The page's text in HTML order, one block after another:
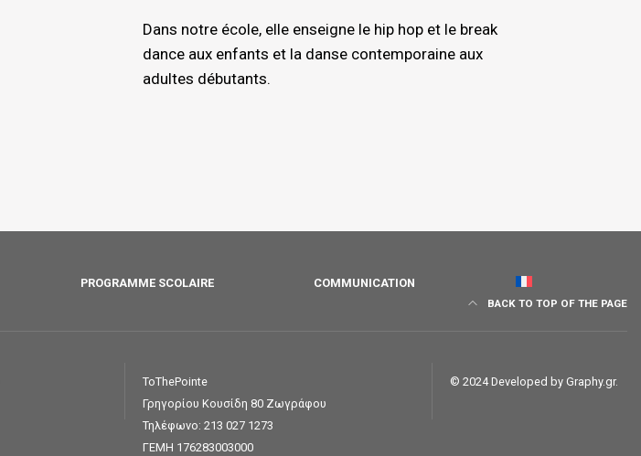
Dans notre école, elle enseigne le hip hop et le break
dance aux enfants et la danse contemporaine aux
adultes débutants.
PROGRAMME SCOLAIRE COMMUNICATION
BACK TO TOP OF THE PAGE
ToThePointe
Γρηγορίου Κουσίδη 80 Ζωγράφου
Τηλέφωνο: 213 027 1273
ΓΕΜΗ 176283003000
© 2024 Developed by Graphy.gr.